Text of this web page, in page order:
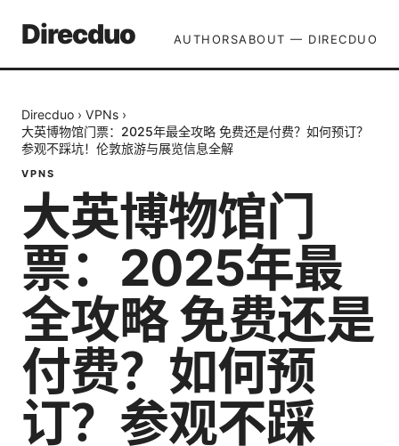
Direcduo AUTHORSABOUT — DIRECDUO
Direcduo › VPNs ›
大英博物馆门票：2025年最全攻略 免费还是付费？如何预订？
参观不踩坑！伦敦旅游与展览信息全解
VPNS
大英博物馆门
票：2025年最
全攻略 免费还是
付费？如何预
订？参观不踩